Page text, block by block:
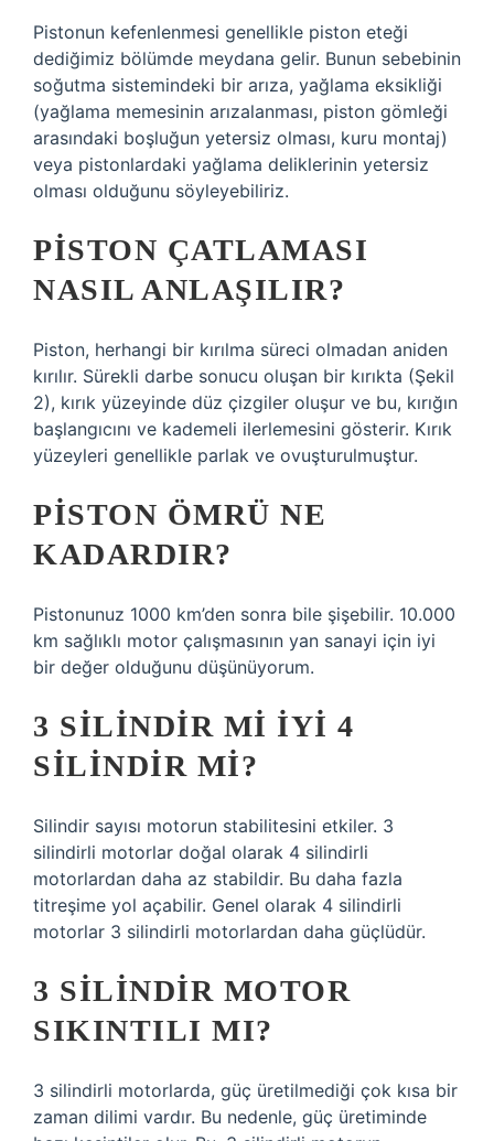
Pistonun kefenlenmesi genellikle piston eteği
dediğimiz bölümde meydana gelir. Bunun sebebinin
soğutma sistemindeki bir arıza, yağlama eksikliği
(yağlama memesinin arızalanması, piston gömleği
arasındaki boşluğun yetersiz olması, kuru montaj)
veya pistonlardaki yağlama deliklerinin yetersiz
olması olduğunu söyleyebiliriz.
PISTON ÇATLAMASI
NASIL ANLAŞILIR?
Piston, herhangi bir kırılma süreci olmadan aniden
kırılır. Sürekli darbe sonucu oluşan bir kırıkta (Şekil
2), kırık yüzeyinde düz çizgiler oluşur ve bu, kırığın
başlangıcını ve kademeli ilerlemesini gösterir. Kırık
yüzeyleri genellikle parlak ve ovuşturulmuştur.
PISTON ÖMRÜ NE
KADARDIR?
Pistonunuz 1000 km’den sonra bile şişebilir. 10.000
km sağlıklı motor çalışmasının yan sanayi için iyi
bir değer olduğunu düşünüyorum.
3 SILINDIR MI IYI 4
SILINDIR MI?
Silindir sayısı motorun stabilitesini etkiler. 3
silindirli motorlar doğal olarak 4 silindirli
motorlardan daha az stabildir. Bu daha fazla
titreşime yol açabilir. Genel olarak 4 silindirli
motorlar 3 silindirli motorlardan daha güçlüdür.
3 SILINDIR MOTOR
SIKINTILI MI?
3 silindirli motorlarda, güç üretilmediği çok kısa bir
zaman dilimi vardır. Bu nedenle, güç üretiminde